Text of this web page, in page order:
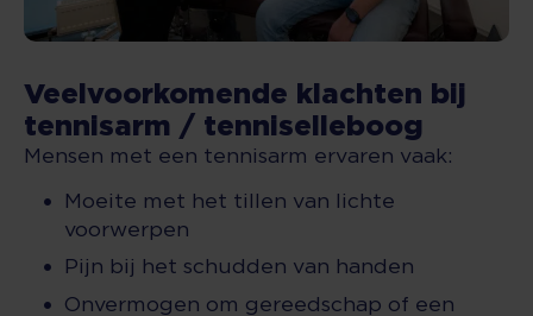
Veelvoorkomende klachten bij
tennisarm / tenniselleboog
Mensen met een tennisarm ervaren vaak:
Moeite met het tillen van lichte
voorwerpen
Pijn bij het schudden van handen
Onvermogen om gereedschap of een